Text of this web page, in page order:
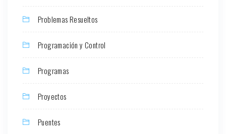
Problemas Resueltos
Programación y Control
Programas
Proyectos
Puentes